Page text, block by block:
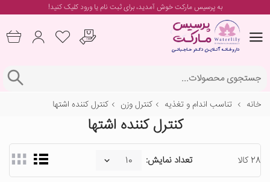
به پرسیس مارکت خوش آمدید، برایثبت نام یا ورودکلیک کنید!
خانه تناسب اندام و تغذیه کنترل وزن کنترل کننده اشتها
کنترل کننده اشتها
28 کالا تعداد نمایش: